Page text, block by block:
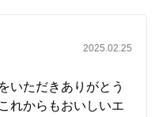
2025.02.25
いただきありがとう
れからもおいしいエ